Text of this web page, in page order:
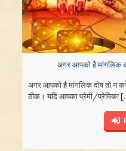
अगर आपको है मांगलिक
अगर आपको है मांगलिक दोष तो न
ठीक। यदि आपका प्रेमी/प्रेमिका